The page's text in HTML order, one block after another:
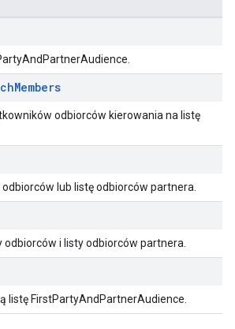
Members
odbiorców kierowania na listę
odbiorców lub listę odbiorców partnera.
odbiorców i listy odbiorców partnera.
listę FirstPartyAndPartnerAudience.